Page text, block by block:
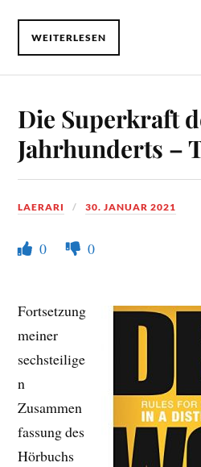
WEITERLESEN
Die Superkraft
Jahrhunderts –
LAERARI 30. JANUAR 2021
0 0
Fortsetzung
meiner
sechsteilige
n
Zusammen
fassung des
Hörbuchs